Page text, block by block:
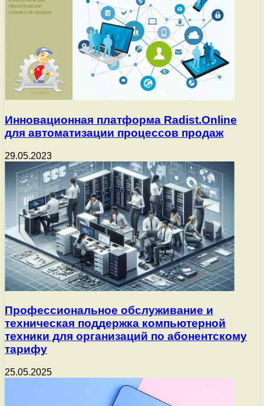
Инновационная платформа Radist.Online
для автоматизации процессов продаж
29.05.2023
Профессиональное обслуживание и
техническая поддержка компьютерной
техники для организаций по абонентскому
тарифу
25.05.2025